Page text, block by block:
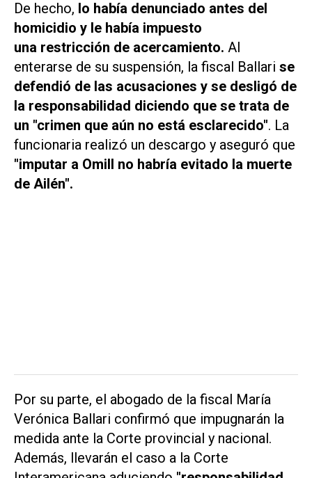
De hecho, lo había denunciado antes del
homicidio y le había impuesto
una restricción de acercamiento. Al
enterarse de su suspensión, la fiscal Ballari se
defendió de las acusaciones y se desligó de
la responsabilidad diciendo que se trata de
un "crimen que aún no está esclarecido". La
funcionaria realizó un descargo y aseguró que
"imputar a Omill no habría evitado la muerte
de Ailén".
Por su parte, el abogado de la fiscal María
Verónica Ballari confirmó que impugnarán la
medida ante la Corte provincial y nacional.
Además, llevarán el caso a la Corte